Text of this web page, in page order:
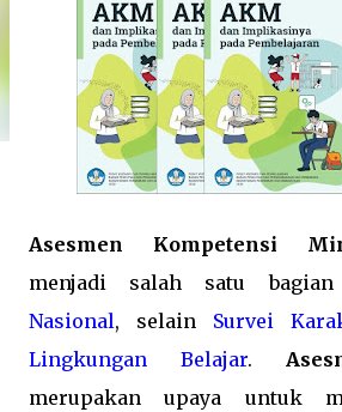
Asesmen Kompetensi
menjadi salah satu
Nasional, selain Survei
Lingkungan Belajar.
merupakan upaya untuk